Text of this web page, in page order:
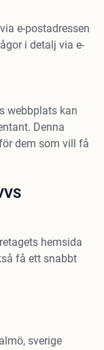
e-postadressen
i detalj via e-
webbplats kan
Denna
dem som vill få
hemsida
få ett snabbt
sverige